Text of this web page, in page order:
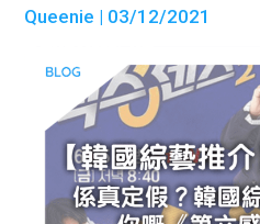
Queenie | 03/12/2021